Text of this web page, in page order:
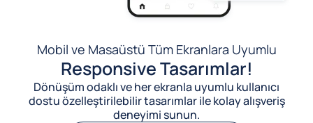
Mobil ve Masaüstü Tüm Ekranlara Uyumlu
Responsive Tasarımlar!
Dönüşüm odaklı ve her ekranla uyumlu kullanıcı
dostu özelleştirilebilir tasarımlar ile kolay alışveriş
deneyimi sunun.